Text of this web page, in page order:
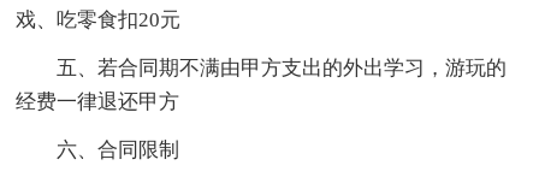
戏、吃零食扣20元
五、若合同期不满由甲方支出的外出学习，游玩的
经费一律退还甲方
六、合同限制